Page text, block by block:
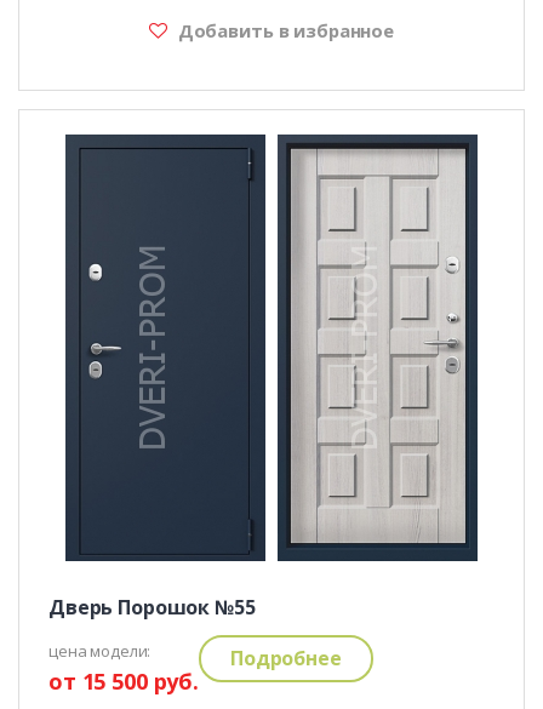
Добавить в избранное
Дверь Порошок №55
цена модели:
от 15 500 руб.
Подробнее